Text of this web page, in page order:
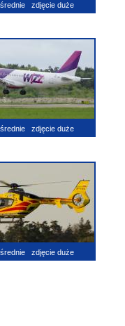
zdjęcie duże
zdjęcie duże
zdjęcie duże